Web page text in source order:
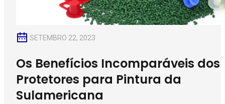
SETEMBRO 22, 2023
Os Benefícios Incomparáveis dos
Protetores para Pintura da
Sulamericana